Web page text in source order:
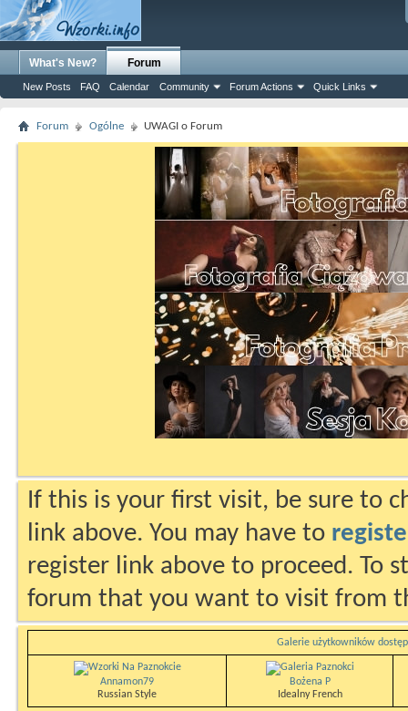
What's New? Forum
New Posts FAQ Calendar Community Forum Actions Quick Links
Forum Ogólne UWAGI o Forum
If this is your first visit, be sure to
link above. You may have to
register link above to proceed. To
forum that you want to visit from
Galerie użytkowników
Annamon79
Russian Style
Bożena P
Idealny French